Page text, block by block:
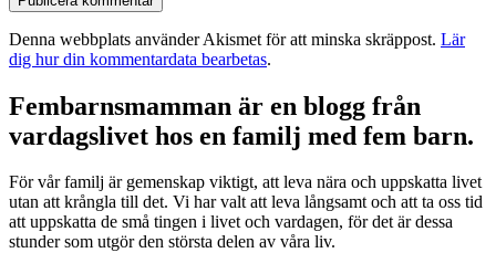
Denna webbplats använder Akismet för att minska skräppost. Lär
dig hur din kommentardata bearbetas.
Fembarnsmamman är en blogg från
vardagslivet hos en familj med fem barn.
För vår familj är gemenskap viktigt, att leva nära och uppskatta livet
utan att krångla till det. Vi har valt att leva långsamt och att ta oss tid
att uppskatta de små tingen i livet och vardagen, för det är dessa
stunder som utgör den största delen av våra liv.